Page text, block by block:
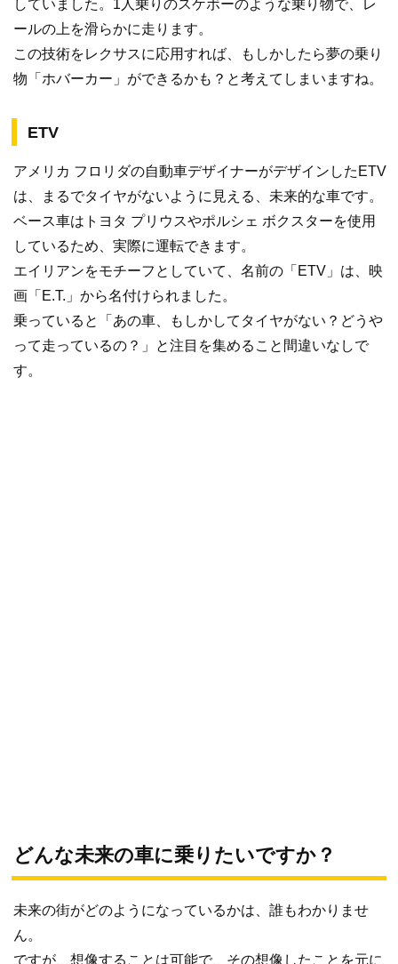
していました。1人乗りのスケボーのような乗り物で、レ
ールの上を滑らかに走ります。
この技術をレクサスに応用すれば、もしかしたら夢の乗り
物「ホバーカー」ができるかも？と考えてしまいますね。
ETV
アメリカ フロリダの自動車デザイナーがデザインしたETV
は、まるでタイヤがないように見える、未来的な車です。
ベース車はトヨタ プリウスやポルシェ ボクスターを使用
しているため、実際に運転できます。
エイリアンをモチーフとしていて、名前の「ETV」は、映
画「E.T.」から名付けられました。
乗っていると「あの車、もしかしてタイヤがない？どうや
って走っているの？」と注目を集めること間違いなしで
す。
どんな未来の車に乗りたいですか？
未来の街がどのようになっているかは、誰もわかりませ
ん。
ですが、想像することは可能で、その想像したことを元に